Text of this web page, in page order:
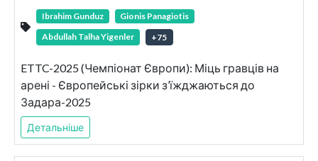
Ibrahim Gunduz
Gionis Panagiotis
Abdullah Talha Yigenler
+75
ETTC-2025 (Чемпіонат Європи): Міць гравців на
арені - Європейські зірки з’їжджаються до
Задара-2025
Детальніше